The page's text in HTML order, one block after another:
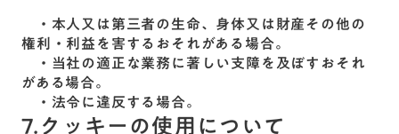
・本人又は第三者の生命、身体又は財産その他の
権利・利益を害するおそれがある場合。
・当社の適正な業務に著しい支障を及ぼすおそれ
がある場合。
・法令に違反する場合。